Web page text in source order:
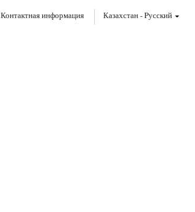
Контактная информация Казахстан-Pусский